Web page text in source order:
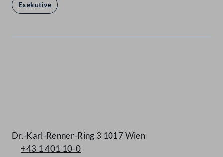
Exekutive
Dr.-Karl-Renner-Ring 3 1017 Wien
+43 1 401 10-0